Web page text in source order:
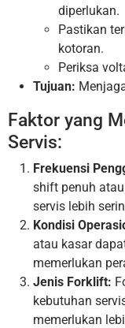
diperlukan.
Pastikan
kotoran.
Periksa
Tujuan:
Faktor yang
Servis:
Frekuensi
shift penuh
servis lebih
Kondisi
atau kasar
memerlukan
Jenis Forklift:
kebutuhan
memerlukan